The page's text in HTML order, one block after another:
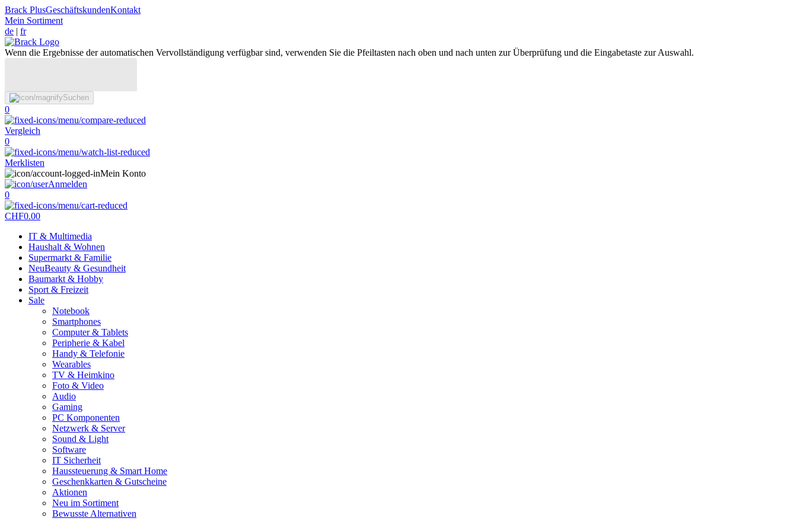
Brack PlusGeschäftskundenKontakt
Mein Sortiment
de | fr
Wenn die Ergebnisse der automatischen Vervollständigung verfügbar sind, verwenden Sie die Pfeiltasten nach oben und nach unten zur Überprüfung und die Eingabetaste zur Auswahl.
Suchen
0
Vergleich
0
Merklisten
Mein Konto
Anmelden
0
CHF0.00
IT & Multimedia
Haushalt & Wohnen
Supermarkt & Familie
NeuBeauty & Gesundheit
Baumarkt & Hobby
Sport & Freizeit
Sale
Notebook
Smartphones
Computer & Tablets
Peripherie & Kabel
Handy & Telefonie
Wearables
TV & Heimkino
Foto & Video
Audio
Gaming
PC Komponenten
Netzwerk & Server
Sound & Light
Software
IT Sicherheit
Haussteuerung & Smart Home
Geschenkkarten & Gutscheine
Aktionen
Neu im Sortiment
Bewusste Alternativen